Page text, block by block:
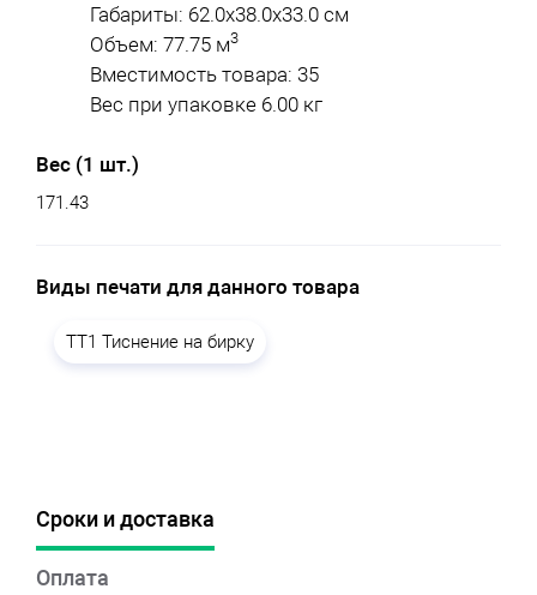
Габариты: 62.0x38.0x33.0 см
Объем: 77.75 м3
Вместимость товара: 35
Вес при упаковке 6.00 кг
Вес (1 шт.)
171.43
Виды печати для данного товара
TT1 Тиснение на бирку
Сроки и доставка
Оплата